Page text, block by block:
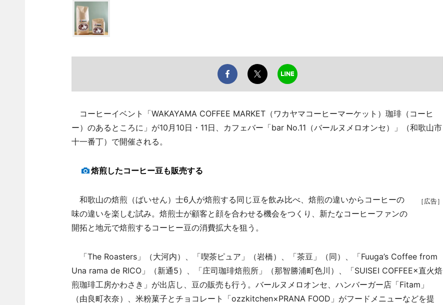
コーヒーイベント「WAKAYAMA COFFEE MARKET（ワカヤマコーヒーマーケット）珈琲（コーヒ
ー）のあるところに」が10月10日・11日、カフェバー「bar No.11（バールヌメロオンセ）」（和歌山市
十一番丁）で開催される。
焙煎したコーヒー豆も販売する
［広告］
和歌山の焙煎（ばいせん）士6人が焙煎する同じ豆を飲み比べ、焙煎の違いからコーヒーの
味の違いを楽しむ試み。焙煎士が顧客と顔を合わせる機会をつくり、新たなコーヒーファンの
開拓と地元で焙煎するコーヒー豆の消費拡大を狙う。
「The Roasters」（大河内）、「喫茶ピュア」（岩橋）、「茶豆」（同）、「Fuuga’s Coffee from
Una rama de RICO」（新通5）、「庄司珈琲焙煎所」（那智勝浦町色川）、「SUISEI COFFEE×直火焙
煎珈琲工房かわさき」が出店し、豆の販売も行う。バールヌメロオンセ、ハンバーガー店「Fitam」
（由良町衣奈）、米粉菓子とチョコレート「ozzkitchen×PRANA FOOD」がフードメニューなどを提